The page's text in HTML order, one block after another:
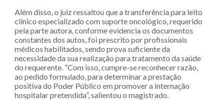
Além disso, o juiz ressaltou que a transferência para leito
clínico especializado com suporte oncológico, requerido
pela parte autora, conforme evidencia os documentos
constantes dos autos, foi prescrito por profissionais
médicos habilitados, sendo prova suficiente da
necessidade da sua realização para tratamento da saúde
do requerente. “Com isso, cumpre-se reconhecer razão,
ao pedido formulado, para determinar a prestação
positiva do Poder Público em promover a internação
hospitalar pretendida”, salientou o magistrado.